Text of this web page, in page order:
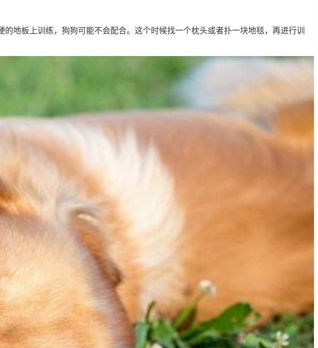
地板上训练，狗狗可能不会配合。这个时候找一个枕头或者扑一块地毯，再进行训